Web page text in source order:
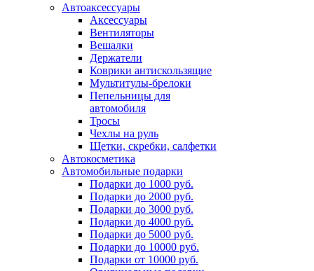
Автоаксессуары
Аксессуары
Вентиляторы
Вешалки
Держатели
Коврики антискользящие
Мультитулы-брелоки
Пепельницы для
автомобиля
Тросы
Чехлы на руль
Щетки, скребки, салфетки
Автокосметика
Автомобильные подарки
Подарки до 1000 руб.
Подарки до 2000 руб.
Подарки до 3000 руб.
Подарки до 4000 руб.
Подарки до 5000 руб.
Подарки до 10000 руб.
Подарки от 10000 руб.